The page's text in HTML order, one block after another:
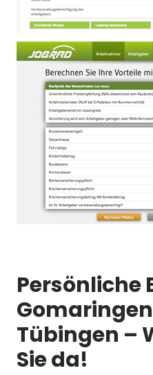
Persönliche
Tübingen –
Sie da!